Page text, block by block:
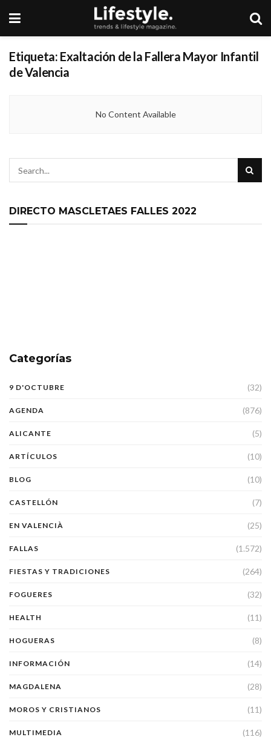
Etiqueta: Exaltación de la Fallera Mayor Infantil
de Valencia
No Content Available
DIRECTO MASCLETAES FALLES 2022
Categorías
9 D'OCTUBRE (32)
AGENDA (876)
ALICANTE (5)
ARTÍCULOS (10)
BLOG (10)
CASTELLÓN (7)
EN VALENCIÀ (25)
FALLAS (1.572)
FIESTAS Y TRADICIONES (264)
FOGUERES (32)
HEALTH (11)
HOGUERAS (8)
INFORMACIÓN (14)
MAGDALENA (28)
MOROS Y CRISTIANOS (11)
MULTIMEDIA (116)